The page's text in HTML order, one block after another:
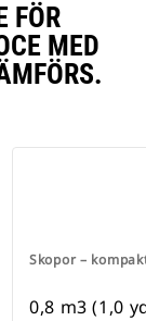
FÖR
MED
Skopor –
0,8 m3 (1,0